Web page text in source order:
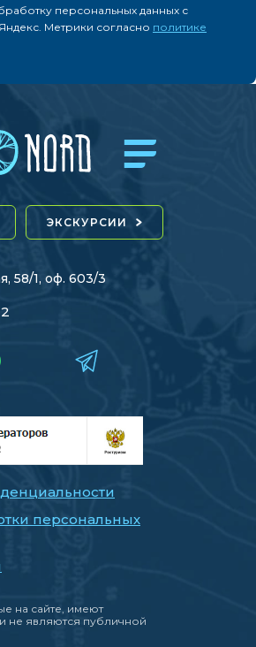
персональных данных с
Метрики согласно политике
ЭКСКУРСИИ
58/1, оф. 603/3
персональных
на сайте, имеют
не являются публичной